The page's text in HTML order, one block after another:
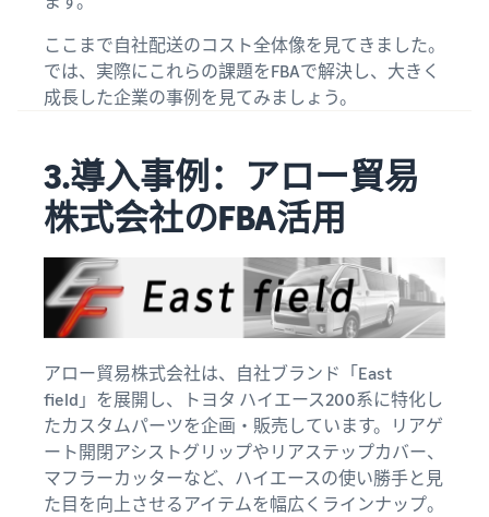
ここまで自社配送のコスト全体像を見てきました。
では、実際にこれらの課題をFBAで解決し、大きく
成長した企業の事例を見てみましょう。
3.導入事例：アロー貿易
株式会社のFBA活用
アロー貿易株式会社は、自社ブランド「East
field」を展開し、トヨタ ハイエース200系に特化し
たカスタムパーツを企画・販売しています。リアゲ
ート開閉アシストグリップやリアステップカバー、
マフラーカッターなど、ハイエースの使い勝手と見
た目を向上させるアイテムを幅広くラインナップ。